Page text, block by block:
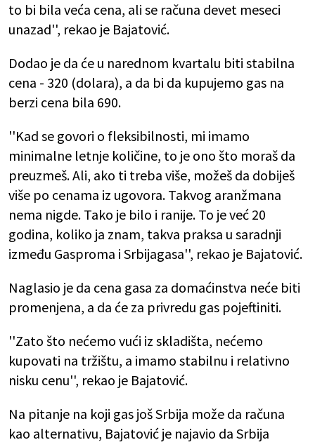
to bi bila veća cena, ali se računa devet meseci
unazad'', rekao je Bajatović.
Dodao je da će u narednom kvartalu biti stabilna
cena - 320 (dolara), a da bi da kupujemo gas na
berzi cena bila 690.
''Kad se govori o fleksibilnosti, mi imamo
minimalne letnje količine, to je ono što moraš da
preuzmeš. Ali, ako ti treba više, možeš da dobiješ
više po cenama iz ugovora. Takvog aranžmana
nema nigde. Tako je bilo i ranije. To je već 20
godina, koliko ja znam, takva praksa u saradnji
između Gasproma i Srbijagasa'', rekao je Bajatović.
Naglasio je da cena gasa za domaćinstva neće biti
promenjena, a da će za privredu gas pojeftiniti.
''Zato što nećemo vući iz skladišta, nećemo
kupovati na tržištu, a imamo stabilnu i relativno
nisku cenu'', rekao je Bajatović.
Na pitanje na koji gas još Srbija može da računa
kao alternativu, Bajatović je najavio da Srbija